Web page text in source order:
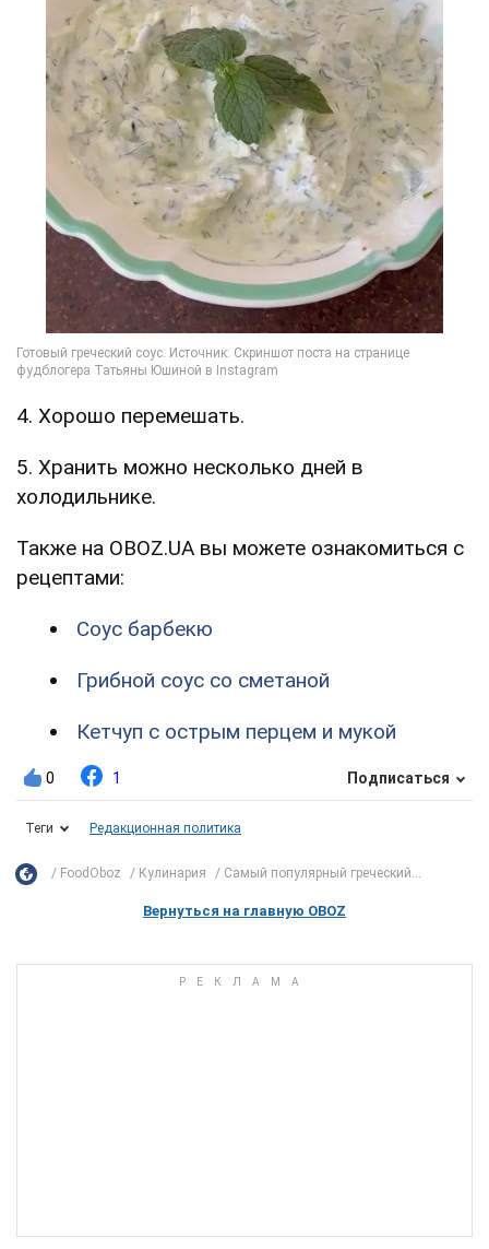
4. Хорошо перемешать.
5. Хранить можно несколько дней в
холодильнике.
Также на OBOZ.UA вы можете ознакомиться с
рецептами:
Соус барбекю
Грибной соус со сметаной
Кетчуп с острым перцем и мукой
0 1 Подписаться
Теги Редакционная политика
FoodOboz Кулинария Самый популярный греческий...
Вернуться на главную OBOZ